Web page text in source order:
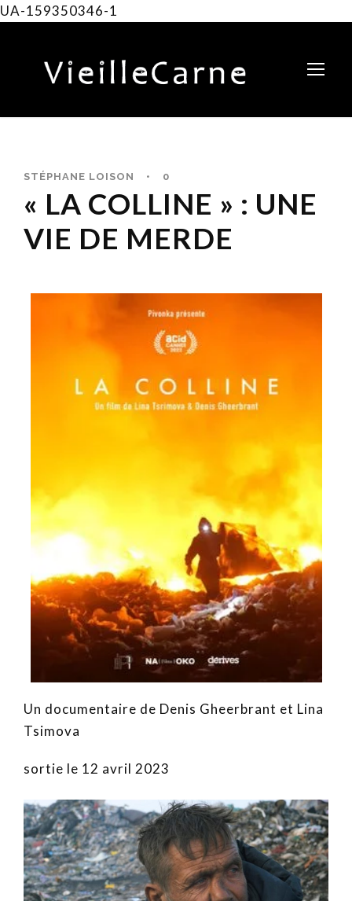
UA-159350346-1
STÉPHANE LOISON • 0
« LA COLLINE » : UNE
VIE DE MERDE
Un documentaire de Denis Gheerbrant et Lina
Tsimova
sortie le 12 avril 2023